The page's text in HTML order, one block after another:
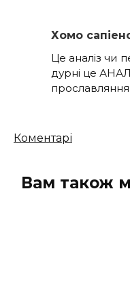
Хомо
Це аналіз чи
дурні це
Кількість
Коментарі
Вам також